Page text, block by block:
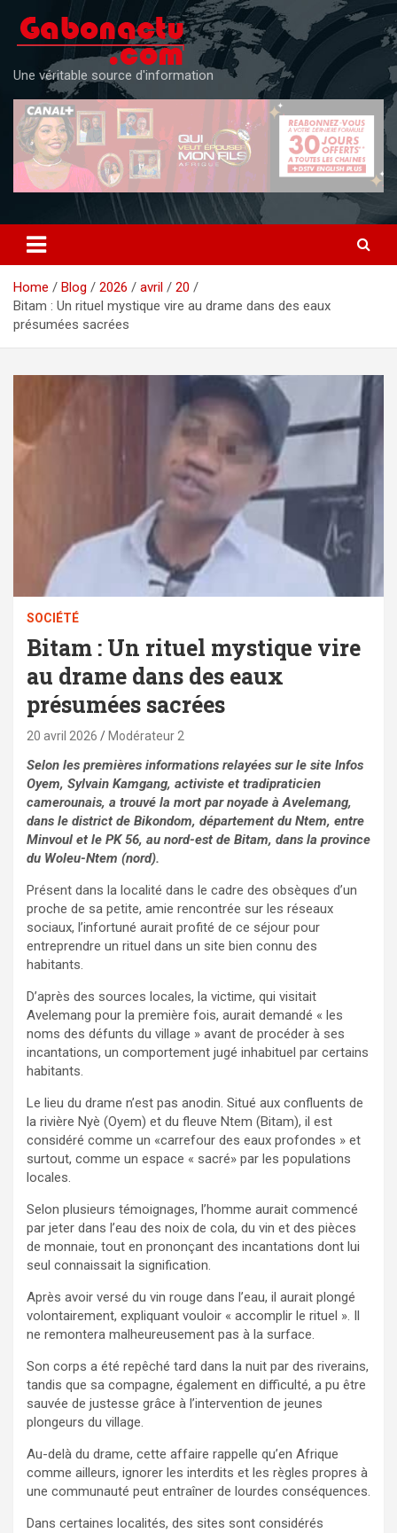
content
Une véritable source d'information
Home Blog 2026 avril
20
Bitam : Un rituel mystique vire au drame dans des eaux
présumées sacrées
SOCIÉTÉ
Bitam : Un rituel mystique vire
au drame dans des eaux
présumées sacrées
20 avril 2026 Modérateur 2
Selon les premières informations relayées sur le site Infos
Oyem, Sylvain Kamgang, activiste et tradipraticien
camerounais, a trouvé la mort par noyade à Avelemang,
dans le district de Bikondom, département du Ntem, entre
Minvoul et le PK 56, au nord-est de Bitam, dans la province
du Woleu-Ntem (nord).
Présent dans la localité dans le cadre des obsèques d’un
proche de sa petite, amie rencontrée sur les réseaux
sociaux, l’infortuné aurait profité de ce séjour pour
entreprendre un rituel dans un site bien connu des
habitants.
D’après des sources locales, la victime, qui visitait
Avelemang pour la première fois, aurait demandé « les
noms des défunts du village » avant de procéder à ses
incantations, un comportement jugé inhabituel par certains
habitants.
Le lieu du drame n’est pas anodin. Situé aux confluents de
la rivière Nyè (Oyem) et du fleuve Ntem (Bitam), il est
considéré comme un «carrefour des eaux profondes » et
surtout, comme un espace « sacré» par les populations
locales.
Selon plusieurs témoignages, l’homme aurait commencé
par jeter dans l’eau des noix de cola, du vin et des pièces
de monnaie, tout en prononçant des incantations dont lui
seul connaissait la signification.
Après avoir versé du vin rouge dans l’eau, il aurait plongé
volontairement, expliquant vouloir « accomplir le rituel ». Il
ne remontera malheureusement pas à la surface.
Son corps a été repêché tard dans la nuit par des riverains,
tandis que sa compagne, également en difficulté, a pu être
sauvée de justesse grâce à l’intervention de jeunes
plongeurs du village.
Au-delà du drame, cette affaire rappelle qu’en Afrique
comme ailleurs, ignorer les interdits et les règles propres à
une communauté peut entraîner de lourdes conséquences.
Dans certaines localités, des sites sont considérés